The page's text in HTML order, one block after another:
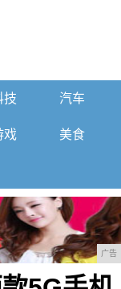
技 汽车
戏 美食
广告